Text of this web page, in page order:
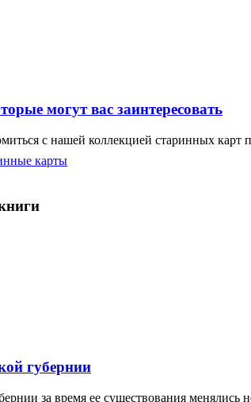
могут вас заинтересовать
с нашей коллекцией старинных
карты
губернии
за время ее существования менялись